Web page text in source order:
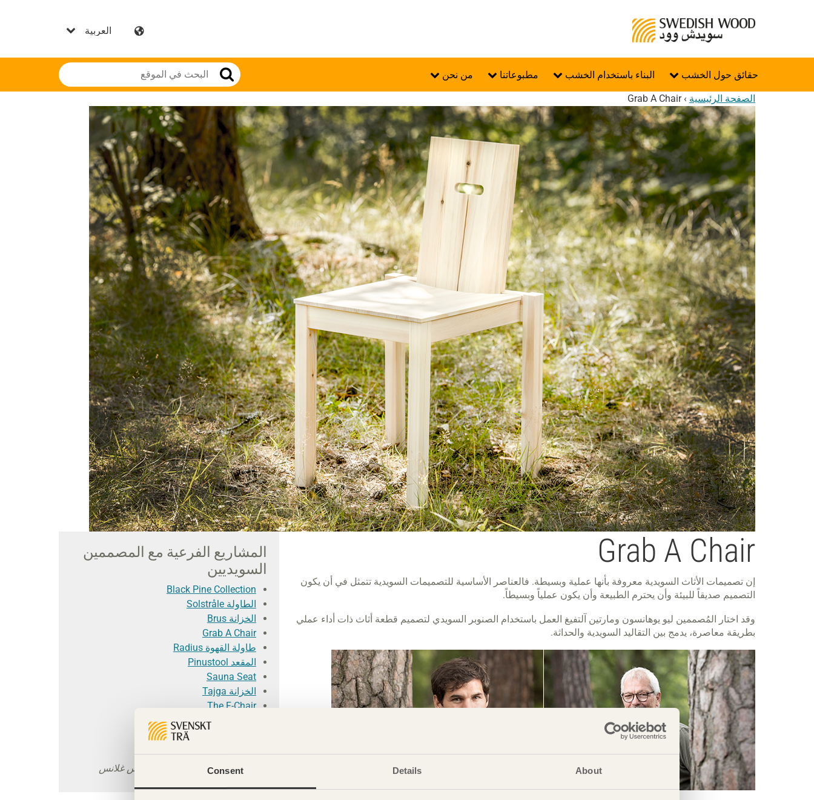
Consent Details About
حقائق حول الخشب البناء باستخدام الخشب مطبوعاتنا من نحن
الصفحة الرئيسية ›
Grab A Chair
Grab A Chair
إن تصميمات الأثاث السويدية معروفة بأنها عملية وبسيطة. فالعناصر الأساسية للتصميمات السويدية تتمثل في أن يكون
التصميم صديقاً للبيئة وأن يحترم الطبيعة وأن يكون عملياً وبسيطاً.
وقد اختار المُصممين ليو يوهانسون ومارتين آلتفيغ العمل باستخدام الصنوبر السويدي لتصميم قطعة أثاث ذات أداء عملي
بطريقة معاصرة، يدمج بين التقاليد السويدية والحداثة.
المشاريع الفرعية مع المصممين
السويديين
Black Pine Collection
الطاولة Solstråle
الخزانة Brus
Grab A Chair
طاولة القهوة Radius
المقعد Pinustool
Sauna Seat
الخزانة Tajga
The F-Chair
The Revolving Bookcase
The Shanghai Bench
تصوير المشاريع الإثنا عشر: ماغنوس غلانس